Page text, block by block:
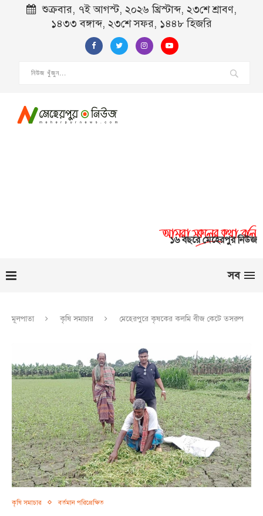
শুক্রবার, ৭ই আগস্ট, ২০২৬ খ্রিস্টাব্দ, ২৩শে শ্রাবণ,
১৪৩৩ বঙ্গাব্দ, ২৩শে সফর, ১৪৪৮ হিজরি
১৬ বছরে মেহেরপুর নিউজ
সব
মূলপাতা কৃষি সমাচার মেহেরপুরে কৃষকের কলমি বীজ কেটে তসরুপ
কৃষি সমাচার বর্তমান পরিপ্রেক্ষিত